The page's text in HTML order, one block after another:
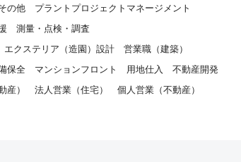
の他
プラントプロジェクトマネージメント
測量・点検・調査
エクステリア（造園）設計
営業職（建築）
保全 マンションフロント 用地仕入
不動産開発
産） 法人営業（住宅）
個人営業（不動産）